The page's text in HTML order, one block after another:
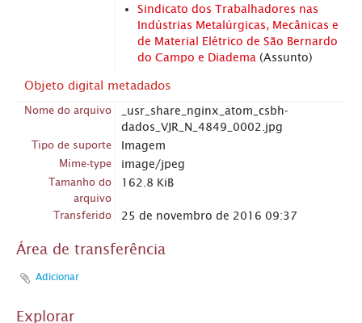
Sindicato dos Trabalhadores nas
Indústrias Metalúrgicas, Mecânicas e
de Material Elétrico de São Bernardo
do Campo e Diadema (Assunto)
Objeto digital metadados
Nome do arquivo
_usr_share_nginx_atom_csbh-
dados_VJR_N_4849_0002.jpg
Tipo de suporte Imagem
Mime-type image/jpeg
Tamanho do
arquivo
162.8 KiB
Transferido 25 de novembro de 2016 09:37
Área de transferência
Adicionar
Explorar